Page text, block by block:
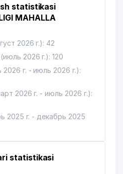
XALQARO
MChJ 768 м
statistikasi
MAHALLA
2026 г.): 42
2026 г.): 120
г. - июль 2026 г.):
2026 г. - июль 2026 г.):
2025 г. - декабрь 2025
statistikasi